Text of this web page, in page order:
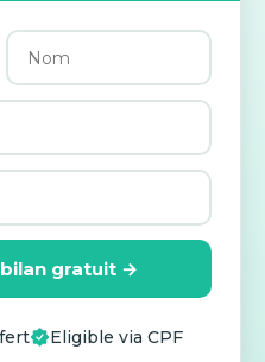
gratuit →
Eligible via CPF